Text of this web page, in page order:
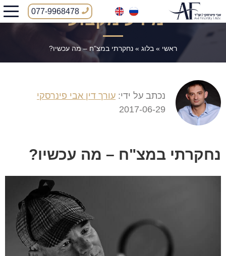
077-9968478מידע מקצועי
ראשי » בלוג » נחקרתי במצ"ח – מה עכשיו?
נכתב על ידי: עורך דין אבי פינרסקי
2017-06-29
נחקרתי במצ"ח – מה עכשיו?